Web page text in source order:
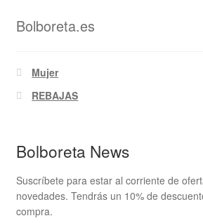
Bolboreta.es
Mujer
REBAJAS
Bolboreta News
Suscríbete para estar al corriente de
novedades. Tendrás un 10% de
compra.